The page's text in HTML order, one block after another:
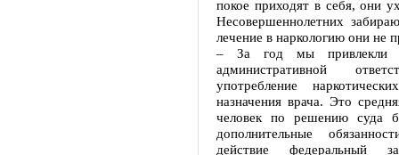
покое приходят в себя, они
Несовершеннолетних
лечение в наркологию они не
– За год мы привлекли
административной
употребление
назначения врача. Это
человек по решению суда
дополнительные
действие федеральный